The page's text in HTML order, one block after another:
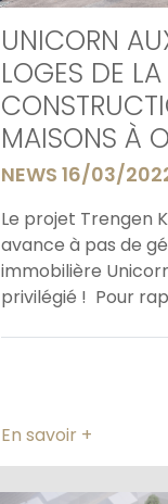
UNICORN
LOGES DE LA
MAISONS À
NEWS 16/03/
Le projet Trengen
avance à pas de
immobilière
privilégié ! Pour
En savoir +